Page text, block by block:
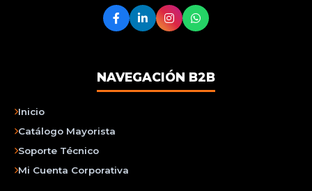
NAVEGACIÓN B2B
Inicio
Catálogo Mayorista
Soporte Técnico
Mi Cuenta Corporativa